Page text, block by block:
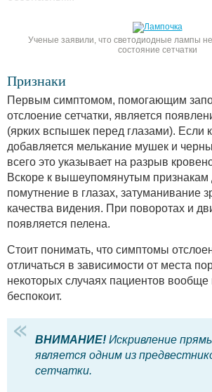
Ученые заявили, что светодиодные лампы
состояние сетчатки
Признаки
Первым симптомом, помогающим
отслоение сетчатки, является
(ярких вспышек перед глазами). Если
добавляется мелькание мушек и
всего это указывает на разрыв
Вскоре к вышеупомянутым признакам
помутнение в глазах, затуманивание
качества видения. При поворотах и
появляется пелена.
Стоит понимать, что симптомы
отличаться в зависимости от места
некоторых случаях пациентов вообще
беспокоит.
ВНИМАНИЕ! Искривление
является одним из
сетчатки.